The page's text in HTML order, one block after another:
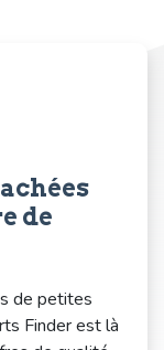
de
de petites
Finder est là